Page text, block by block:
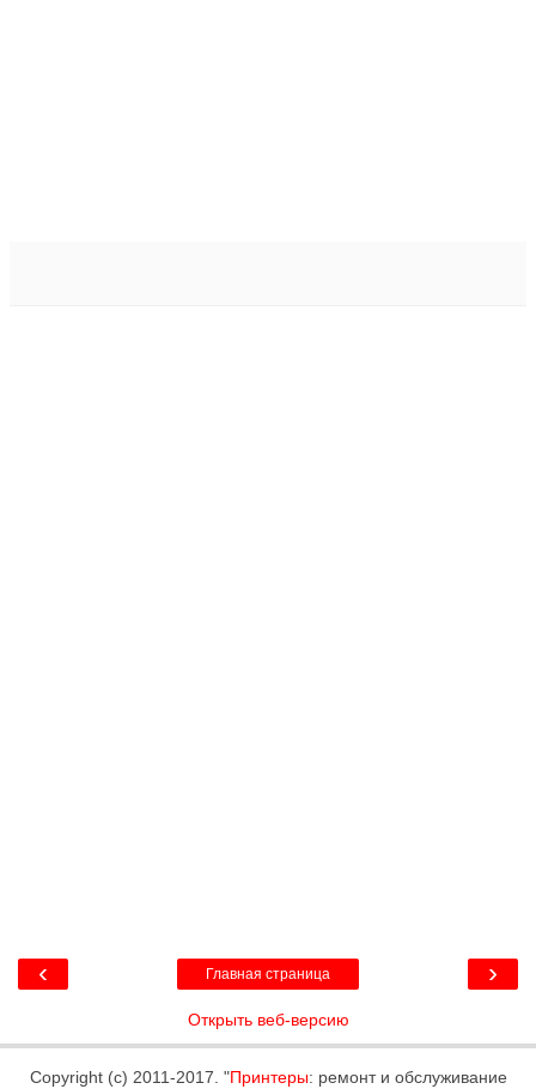
‹ ›
Главная страница
Открыть веб-версию
Copyright (c) 2011-2017. "Принтеры: ремонт и обслуживание